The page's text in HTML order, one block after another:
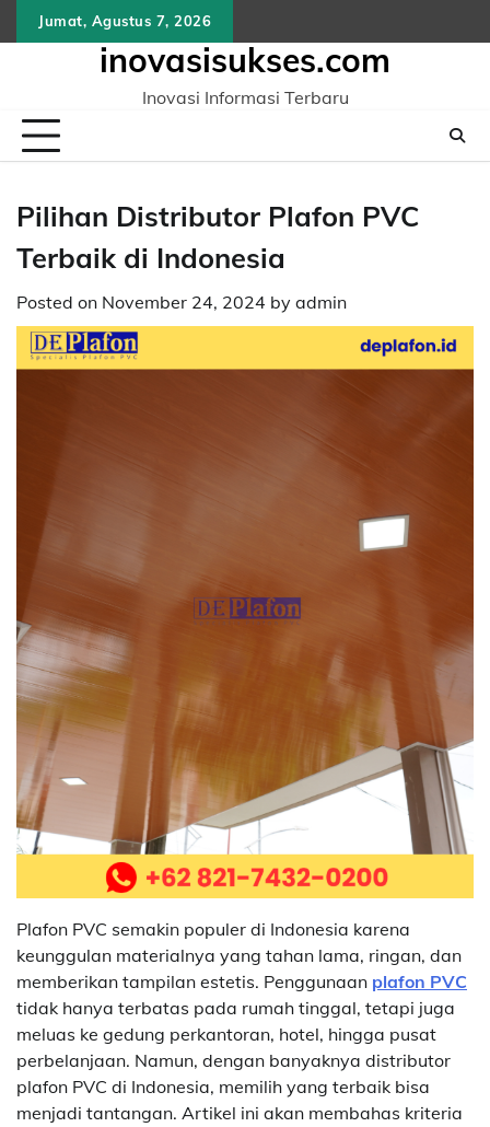
to
Jumat, Agustus 7, 2026
inovasisukses.com
Inovasi Informasi Terbaru
Pilihan Distributor Plafon PVC
Terbaik di Indonesia
Posted on November 24, 2024 by admin
Plafon PVC semakin populer di Indonesia karena
keunggulan materialnya yang tahan lama, ringan, dan
memberikan tampilan estetis. Penggunaan plafon PVC
tidak hanya terbatas pada rumah tinggal, tetapi juga
meluas ke gedung perkantoran, hotel, hingga pusat
perbelanjaan. Namun, dengan banyaknya distributor
plafon PVC di Indonesia, memilih yang terbaik bisa
menjadi tantangan. Artikel ini akan membahas kriteria